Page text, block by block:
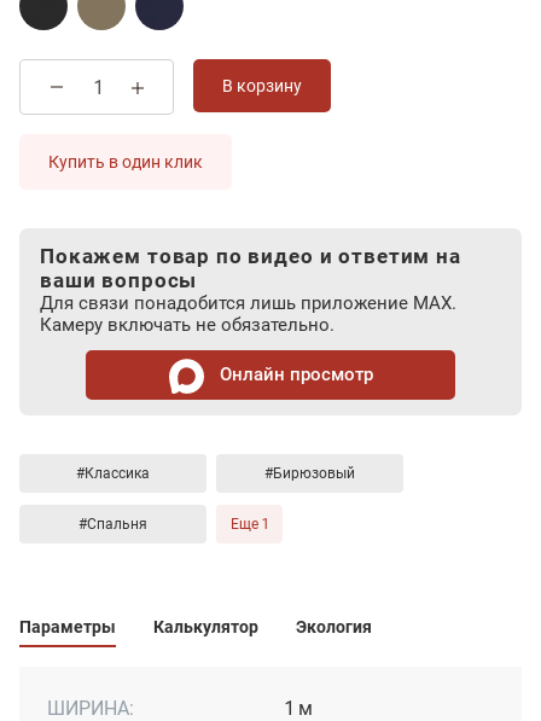
В корзину
Купить в один клик
Покажем товар по видео и ответим на
ваши вопросы
Для связи понадобится лишь приложение MAX.
Камеру включать не обязательно.
Онлайн просмотр
#Классика #Бирюзовый
#Спальня Еще 1
Параметры Калькулятор Экология
ШИРИНА: 1 м